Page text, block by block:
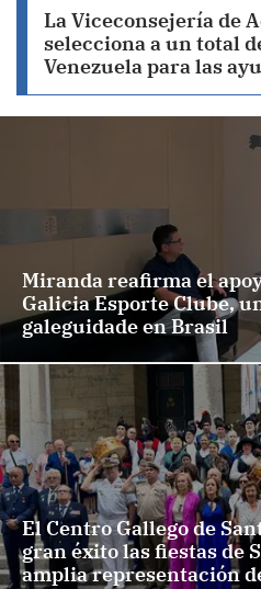
La Viceconsejería de
selecciona a un total
Venezuela para las
Miranda reafirma el
Galicia Esporte Clube,
galeguidade en Brasil
El Centro Gallego de
gran éxito las fiestas de
amplia representación